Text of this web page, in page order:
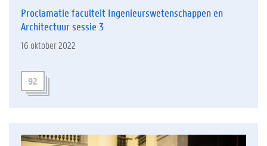
Proclamatie faculteit Ingenieurswetenschappen en
Architectuur sessie 3
16 oktober 2022
92